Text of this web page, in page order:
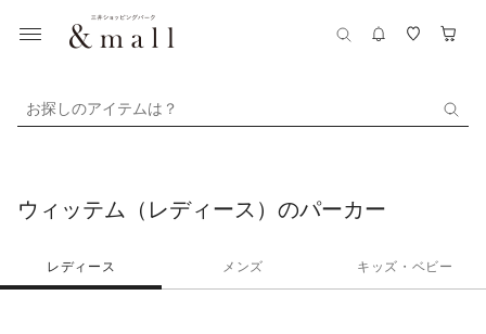
お探しのアイテムは？
ウィッテム（レディース）のパーカー
レディース メンズ キッズ・ベビー